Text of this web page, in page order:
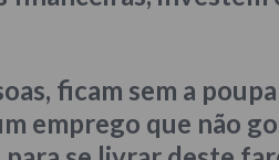
ficam sem a
emprego que não